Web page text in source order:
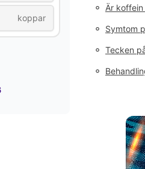
koppar
◦ Är
◦ Symtom
◦ Tecken
◦